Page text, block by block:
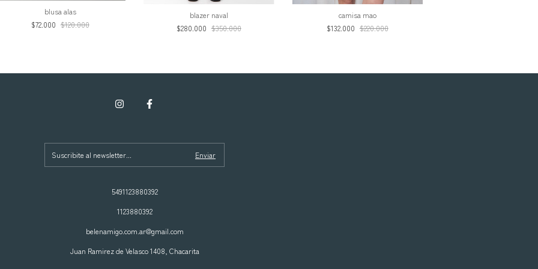
blusa alas
$72.000 $120.000
blazer naval
$280.000 $350.000
camisa mao
$132.000 $220.000
5491123880392
1123880392
belenamigo.com.ar@gmail.com
Juan Ramirez de Velasco 1408, Chacarita